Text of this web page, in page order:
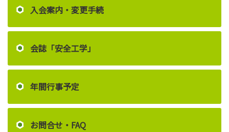
入会案内・変更手続
会誌「安全工学」
年間行事予定
お問合せ・FAQ